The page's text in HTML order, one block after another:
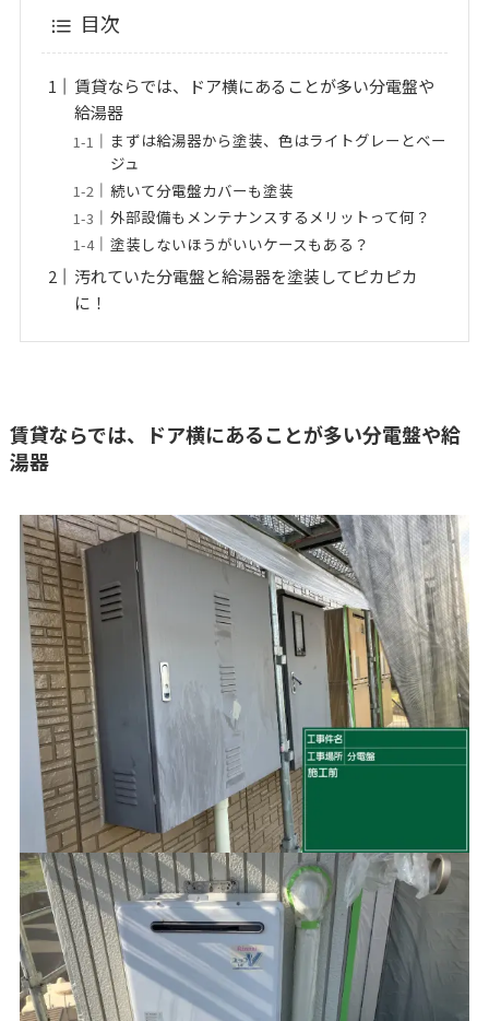
目次
賃貸ならでは、ドア横にあることが多い分電盤や
給湯器
まずは給湯器から塗装、色はライトグレーとベー
ジュ
続いて分電盤カバーも塗装
外部設備もメンテナンスするメリットって何？
塗装しないほうがいいケースもある？
汚れていた分電盤と給湯器を塗装してピカピカ
に！
賃貸ならでは、ドア横にあることが多い分電盤や給
湯器